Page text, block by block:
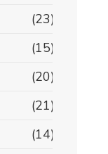
(23)
(15)
(20)
(21)
(14)